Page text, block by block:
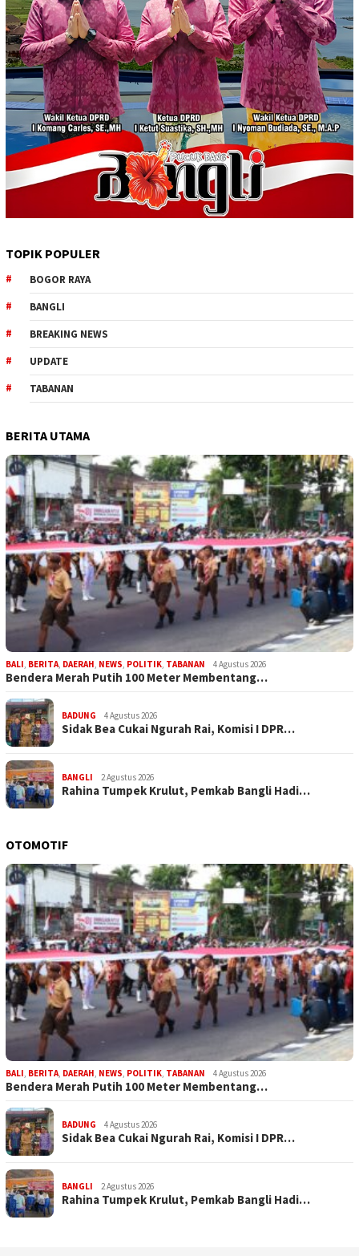
TOPIK POPULER
BOGOR RAYA
BANGLI
BREAKING NEWS
UPDATE
TABANAN
BERITA UTAMA
BALI, BERITA, DAERAH, NEWS, POLITIK, TABANAN 4 Agustus 2026
Bendera Merah Putih 100 Meter Membentang…
BADUNG 4 Agustus 2026
Sidak Bea Cukai Ngurah Rai, Komisi I DPR…
BANGLI 2 Agustus 2026
Rahina Tumpek Krulut, Pemkab Bangli Hadi…
OTOMOTIF
BALI, BERITA, DAERAH, NEWS, POLITIK, TABANAN 4 Agustus 2026
Bendera Merah Putih 100 Meter Membentang…
BADUNG 4 Agustus 2026
Sidak Bea Cukai Ngurah Rai, Komisi I DPR…
BANGLI 2 Agustus 2026
Rahina Tumpek Krulut, Pemkab Bangli Hadi…